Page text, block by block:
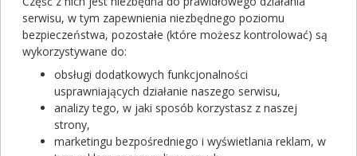
2 KC
Rezerwuj
serwisu, w tym zapewnienia niezbędnego poziomu
bezpieczeństwa, pozostałe (które możesz kontrolować) są
wykorzystywane do:
obsługi dodatkowych funkcjonalności
usprawniających działanie naszego serwisu,
analizy tego, w jaki sposób korzystasz z naszej
strony,
marketingu bezpośredniego i wyświetlania reklam, w